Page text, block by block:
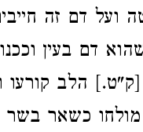
ועל דם זה
דם בעין
הלב קורעו
כשאר בשר